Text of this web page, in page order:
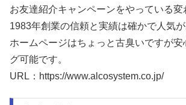
お友達紹介キャンペーンをやっている変
1983年創業の信頼と実績は確かで人気が
ホームページはちょっと古臭いですが
グ可能です。
URL：https://www.alcosystem.co.jp/